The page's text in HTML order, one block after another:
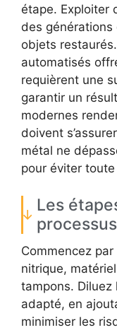
étape. Exploiter
des
objets
automatisés
requièrent une
garantir un
modernes
doivent
métal ne
pour éviter
Les
Commencez
nitrique,
tampons. Diluez
adapté, en
minimiser les